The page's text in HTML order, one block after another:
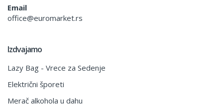
Email
office@euromarket.rs
Izdvajamo
Lazy Bag - Vrece za Sedenje
Električni šporeti
Merač alkohola u dahu